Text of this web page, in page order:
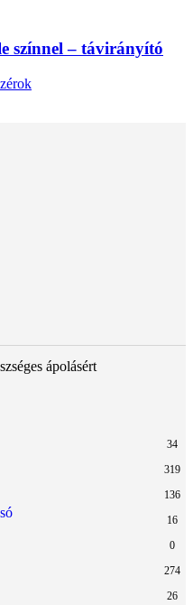
színnel – távirányító
ápolásért
34
319
136
16
0
274
26